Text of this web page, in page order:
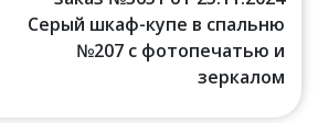
Серый шкаф-купе в спальню
№207 с фотопечатью и
зеркалом